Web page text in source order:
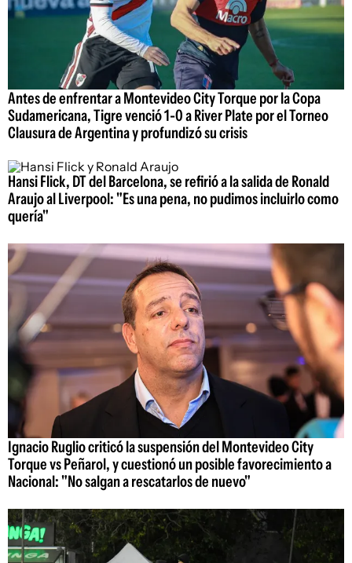
Antes de enfrentar a Montevideo City Torque por la Copa
Sudamericana, Tigre venció 1-0 a River Plate por el Torneo
Clausura de Argentina y profundizó su crisis
Hansi Flick, DT del Barcelona, se refirió a la salida de Ronald
Araujo al Liverpool: "Es una pena, no pudimos incluirlo como
quería"
Ignacio Ruglio criticó la suspensión del Montevideo City
Torque vs Peñarol, y cuestionó un posible favorecimiento a
Nacional: "No salgan a rescatarlos de nuevo"